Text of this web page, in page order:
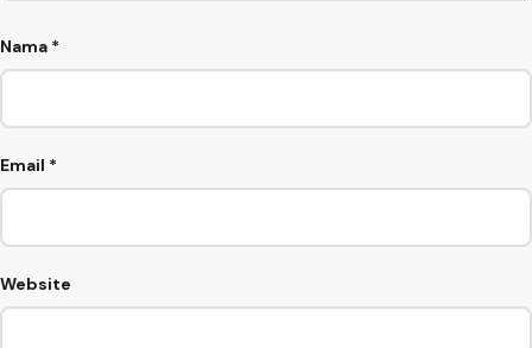
Nama *
Email *
Website